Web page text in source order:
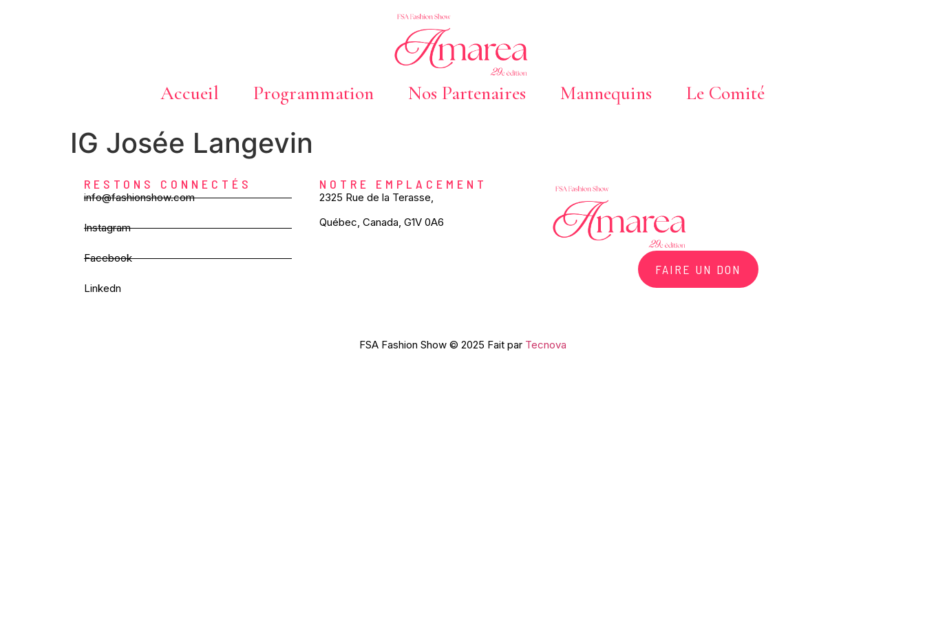
Accueil Programmation Nos Partenaires Mannequins Le Comité
IG Josée Langevin
RESTONS CONNECTÉS
info@fashionshow.com
Instagram
Facebook
Linkedn
NOTRE EMPLACEMENT
2325 Rue de la Terasse,
Québec, Canada, G1V 0A6
FAIRE UN DON
FSA Fashion Show © 2025 Fait par Tecnova